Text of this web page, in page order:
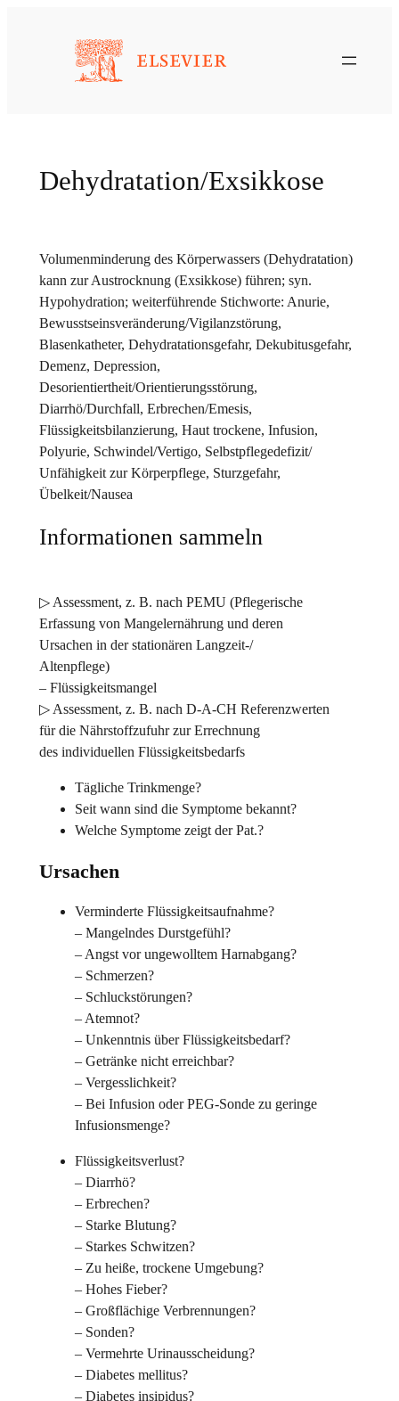
Dehydratation/Exsikkose
Volumenminderung des Körperwassers (Dehydratation)
kann zur Austrocknung (Exsikkose) führen; syn.
Hypohydration; weiterführende Stichworte: Anurie,
Bewusstseinsveränderung/Vigilanzstörung,
Blasenkatheter, Dehydratationsgefahr, Dekubitusgefahr,
Demenz, Depression,
Desorientiertheit/Orientierungsstörung,
Diarrhö/Durchfall, Erbrechen/Emesis,
Flüssigkeitsbilanzierung, Haut trockene, Infusion,
Polyurie, Schwindel/Vertigo, Selbstpflegedefizit/
Unfähigkeit zur Körperpflege, Sturzgefahr,
Übelkeit/Nausea
Informationen sammeln
▷ Assessment, z. B. nach PEMU (Pflegerische
Erfassung von Mangelernährung und deren
Ursachen in der stationären Langzeit-/
Altenpflege)
– Flüssigkeitsmangel
▷ Assessment, z. B. nach D-A-CH Referenzwerten
für die Nährstoffzufuhr zur Errechnung
des individuellen Flüssigkeitsbedarfs
Tägliche Trinkmenge?
Seit wann sind die Symptome bekannt?
Welche Symptome zeigt der Pat.?
Ursachen
Verminderte Flüssigkeitsaufnahme?
– Mangelndes Durstgefühl?
– Angst vor ungewolltem Harnabgang?
– Schmerzen?
– Schluckstörungen?
– Atemnot?
– Unkenntnis über Flüssigkeitsbedarf?
– Getränke nicht erreichbar?
– Vergesslichkeit?
– Bei Infusion oder PEG-Sonde zu geringe
Infusionsmenge?
Flüssigkeitsverlust?
– Diarrhö?
– Erbrechen?
– Starke Blutung?
– Starkes Schwitzen?
– Zu heiße, trockene Umgebung?
– Hohes Fieber?
– Großflächige Verbrennungen?
– Sonden?
– Vermehrte Urinausscheidung?
– Diabetes mellitus?
– Diabetes insipidus?